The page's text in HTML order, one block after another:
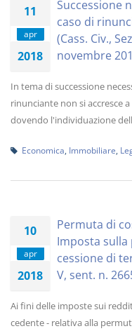
11
apr
2018
Successione
caso di
(Cass. Civ.,
novembre
In tema di successione
rinunciante non si accresce
dovendo l'individuazione
Economica Immobiliare
10
apr
2018
Permuta di
Imposta
cessione di
V, sent. n.
Ai fini delle imposte sui
cedente - relativa alla